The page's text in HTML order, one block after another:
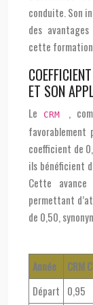
conduite. Son
des
cette
ET SON
Le CRM ,
favorablement
coefficient de
ils bénéficient
Cette
permettant
de 0,50,
Année CRM
Départ 0,95